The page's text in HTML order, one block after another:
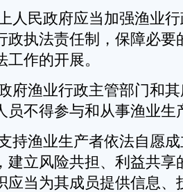
人民政府应当加强渔业
政执法责任制，保障必要
作的开展。
府渔业行政主管部门和
员不得参与和从事渔业生
持渔业生产者依法自愿
建立风险共担、利益共享
应当为其成员提供信息、